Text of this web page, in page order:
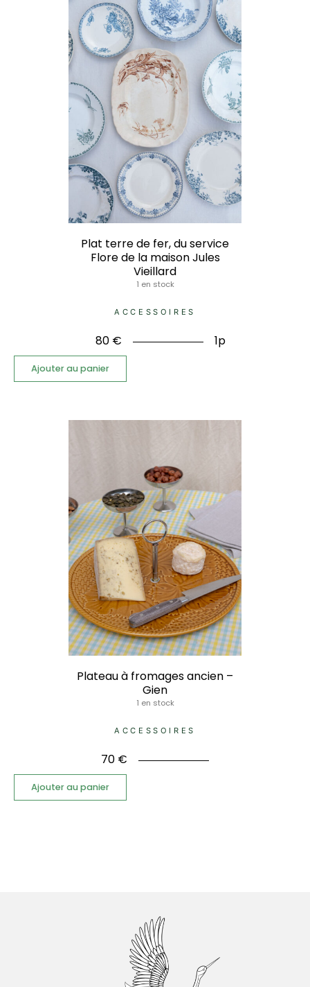
Plat terre de fer, du service
Flore de la maison Jules
Vieillard
1 en stock
ACCESSOIRES
80 € 1p
Ajouter au panier
Plateau à fromages ancien –
Gien
1 en stock
ACCESSOIRES
70 €
Ajouter au panier